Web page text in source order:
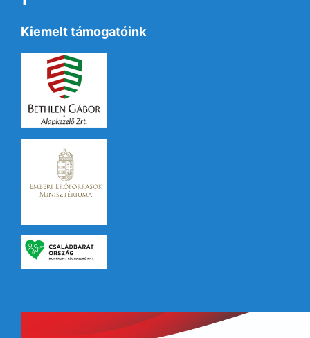
Kiemelt támogatóink